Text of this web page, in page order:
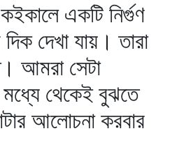
একটি নির্গুণ
দেখা যায়। তারা
আমরা সেটা
থেকেই বুঝতে
আলোচনা করবার